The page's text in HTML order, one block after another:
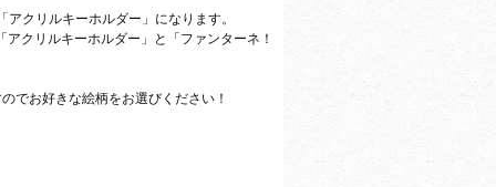
クリルキーホルダー」になります。
クリルキーホルダー」と「ファンターネ！
でお好きな絵柄をお選びください！